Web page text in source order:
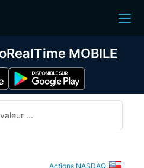
...
Actions NASDAQ
MOBILE